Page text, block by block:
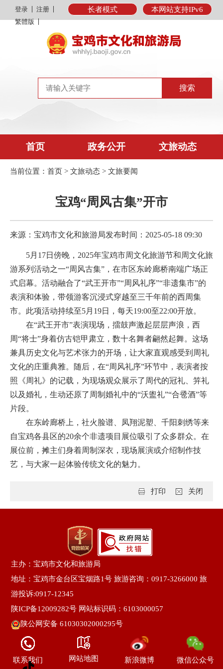
本网站支持IPv6
长者模式
登录
注册
繁體版
首页 政务公开 文旅动态
当前位置： 首页 > 文旅动态 > 文旅要闻
宝鸡“周风古集”开市
来源：宝鸡市文化和旅游局发布时间：2025-05-18 09:30
5月17日傍晚，2025年宝鸡市周文化旅游节和周文化旅
游系列活动之一“周风古集”，在市区东岭廊桥南端广场正
式启幕。活动融合了“武王开市”“周风礼序”“非遗集市”的
表演和体验，带领游客沉浸式穿越至三千年前的西周集
市。此项活动持续至5月19日，每天19:00至22:00开放。
在“武王开市”表演现场，擂鼓声激起层层声浪，西
周“将士”身着仿古铠甲肃立，数十名舞者翩然起舞。这场
兼具历史文化与艺术张力的开场，让大家直观感受到周礼
文化的庄重典雅。随后，在“周风礼序”环节中，表演者按
照《周礼》的记载，为现场观众展示了周代的冠礼、笄礼
以及婚礼，生动还原了周制婚礼中的“沃盥礼”“合卺酒”等
片段。
在东岭廊桥上，社火脸谱、凤翔泥塑、千阳刺绣等来
自宝鸡各县区的20余个非遗项目展位吸引了众多群众。在
展位前，摊主们身着周制深衣，现场展演或介绍制作技
艺，与大家一起体验传统文化的魅力。
关闭
打印
主办：宝鸡市文化和旅游局
地址：宝鸡市金台区宝烟路1号 旅游咨询：0917-3266000 旅
游投诉:0917-12345
陕ICP备12009282号 网站标识码：6103000057
陕公网安备 61030302000295号
联系我们 网站地图 新浪微博 微信公众号